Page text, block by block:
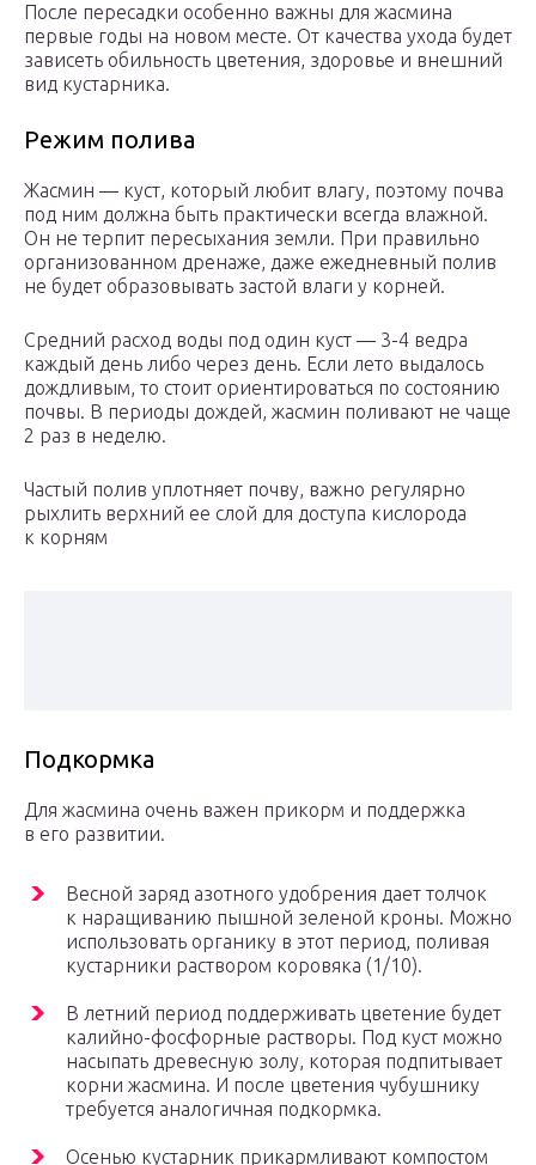
После пересадки особенно важны для жасмина
первые годы на новом месте. От качества ухода будет
зависеть обильность цветения, здоровье и внешний
вид кустарника.
Режим полива
Жасмин — куст, который любит влагу, поэтому почва
под ним должна быть практически всегда влажной.
Он не терпит пересыхания земли. При правильно
организованном дренаже, даже ежедневный полив
не будет образовывать застой влаги у корней.
Средний расход воды под один куст — 3-4 ведра
каждый день либо через день. Если лето выдалось
дождливым, то стоит ориентироваться по состоянию
почвы. В периоды дождей, жасмин поливают не чаще
2 раз в неделю.
Частый полив уплотняет почву, важно регулярно
рыхлить верхний ее слой для доступа кислорода
к корням
Подкормка
Для жасмина очень важен прикорм и поддержка
в его развитии.
Весной заряд азотного удобрения дает толчок
к наращиванию пышной зеленой кроны. Можно
использовать органику в этот период, поливая
кустарники раствором коровяка (1/10).
В летний период поддерживать цветение будет
калийно-фосфорные растворы. Под куст можно
насыпать древесную золу, которая подпитывает
корни жасмина. И после цветения чубушнику
требуется аналогичная подкормка.
Осенью кустарник прикармливают компостом